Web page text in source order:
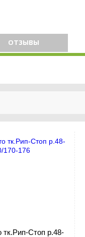
ОТЗЫВЫ
тк.Рип-Стоп р.48-